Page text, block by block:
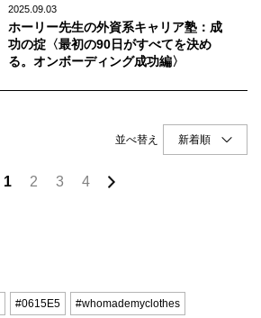
2025.09.03
ホーリー先生の外資系キャリア塾：成
功の掟〈最初の90日がすべてを決め
る。オンボーディング成功編〉
並べ替え
1 2 3 4
#0615E5 #whomademyclothes